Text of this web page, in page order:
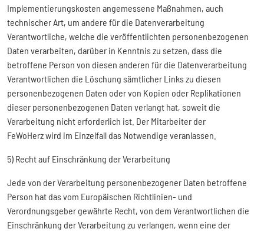
Implementierungskosten angemessene Maßnahmen, auch
technischer Art, um andere für die Datenverarbeitung
Verantwortliche, welche die veröffentlichten personenbezogenen
Daten verarbeiten, darüber in Kenntnis zu setzen, dass die
betroffene Person von diesen anderen für die Datenverarbeitung
Verantwortlichen die Löschung sämtlicher Links zu diesen
personenbezogenen Daten oder von Kopien oder Replikationen
dieser personenbezogenen Daten verlangt hat, soweit die
Verarbeitung nicht erforderlich ist. Der Mitarbeiter der
FeWoHerz wird im Einzelfall das Notwendige veranlassen.
5) Recht auf Einschränkung der Verarbeitung
Jede von der Verarbeitung personenbezogener Daten betroffene
Person hat das vom Europäischen Richtlinien- und
Verordnungsgeber gewährte Recht, von dem Verantwortlichen die
Einschränkung der Verarbeitung zu verlangen, wenn eine der